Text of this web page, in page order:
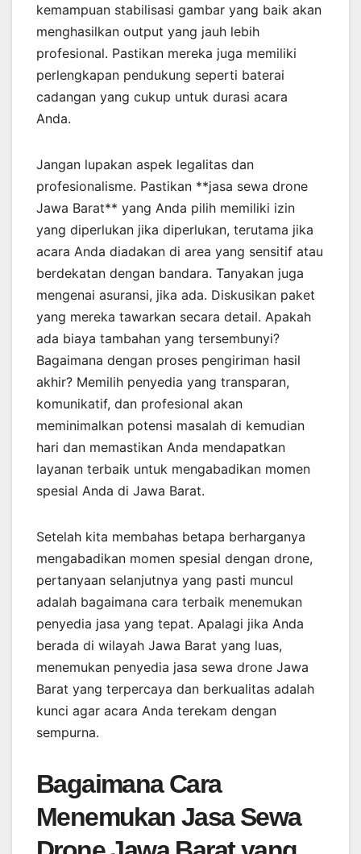
kemampuan stabilisasi gambar yang baik akan
menghasilkan output yang jauh lebih
profesional. Pastikan mereka juga memiliki
perlengkapan pendukung seperti baterai
cadangan yang cukup untuk durasi acara
Anda.
Jangan lupakan aspek legalitas dan
profesionalisme. Pastikan **jasa sewa drone
Jawa Barat** yang Anda pilih memiliki izin
yang diperlukan jika diperlukan, terutama jika
acara Anda diadakan di area yang sensitif atau
berdekatan dengan bandara. Tanyakan juga
mengenai asuransi, jika ada. Diskusikan paket
yang mereka tawarkan secara detail. Apakah
ada biaya tambahan yang tersembunyi?
Bagaimana dengan proses pengiriman hasil
akhir? Memilih penyedia yang transparan,
komunikatif, dan profesional akan
meminimalkan potensi masalah di kemudian
hari dan memastikan Anda mendapatkan
layanan terbaik untuk mengabadikan momen
spesial Anda di Jawa Barat.
Setelah kita membahas betapa berharganya
mengabadikan momen spesial dengan drone,
pertanyaan selanjutnya yang pasti muncul
adalah bagaimana cara terbaik menemukan
penyedia jasa yang tepat. Apalagi jika Anda
berada di wilayah Jawa Barat yang luas,
menemukan penyedia jasa sewa drone Jawa
Barat yang terpercaya dan berkualitas adalah
kunci agar acara Anda terekam dengan
sempurna.
Bagaimana Cara
Menemukan Jasa Sewa